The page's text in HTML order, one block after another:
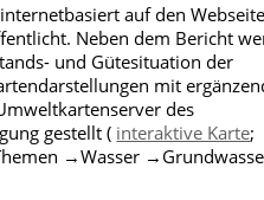
auf den
Neben dem Bericht
und Gütesituation der
mit
des
gestellt ( interaktive Karte;
→Wasser